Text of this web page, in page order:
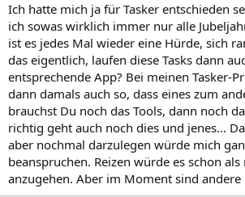
:
Ich hatte mich ja für Tasker entschieden
ich sowas wirklich immer nur alle
ist es jedes Mal wieder eine Hürde, sich
das eigentlich, laufen diese Tasks dann
entsprechende App? Bei meinen Tasker-
dann damals auch so, dass eines zum
brauchst Du noch das Tools, dann noch
richtig geht auch noch dies und jenes...
aber nochmal darzulegen würde mich
beanspruchen. Reizen würde es schon
anzugehen. Aber im Moment sind